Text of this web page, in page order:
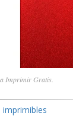
Imprimir Gratis.
imprimibles